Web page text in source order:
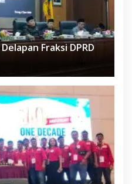
Fraksi DPRD